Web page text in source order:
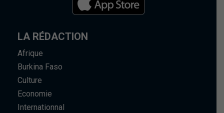
LA RÉDACTION
Afrique
Burkina Faso
Culture
Economie
Internationnal